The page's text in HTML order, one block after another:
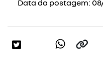
Data da postagem: 08/